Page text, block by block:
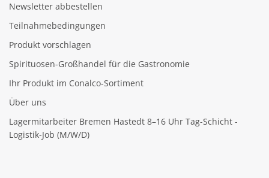
Newsletter abbestellen
Teilnahmebedingungen
Produkt vorschlagen
Spirituosen-Großhandel für die Gastronomie
Ihr Produkt im Conalco-Sortiment
Über uns
Lagermitarbeiter Bremen Hastedt 8–16 Uhr Tag-Schicht -
Logistik-Job (M/W/D)